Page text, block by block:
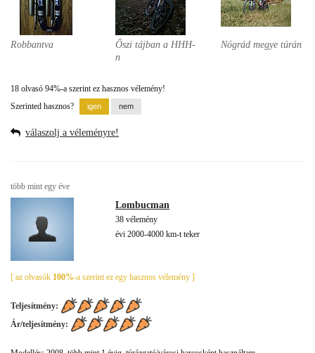
Robbantva
Őszi tájban a HHH-
n
Nógrád megye túrán
18 olvasó 94%-a szerint ez hasznos vélemény!
Szerinted hasznos?
válaszolj a véleményre!
több mint egy éve
Lombucman
38 vélemény
évi 2000-4000 km-t teker
[ az olvasók 100%-a szerint ez egy hasznos vélemény ]
Teljesítmény:
Ár/teljesítmény: